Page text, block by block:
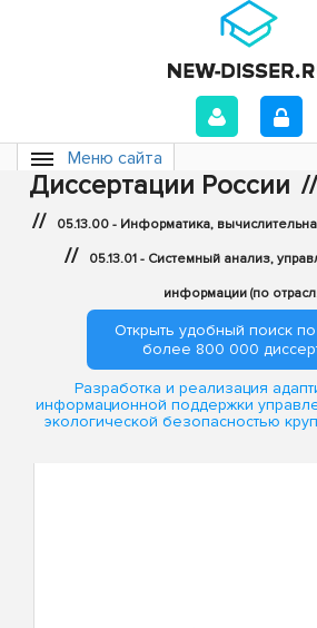
Меню сайта
Диссертации России //
// 05.13.00 - Информатика,
// 05.13.01 - Системный анализ,
информации (по
Открыть удобный поиск по
более 800 000
Разработка и реализация
информационной поддержки
экологической безопасностью